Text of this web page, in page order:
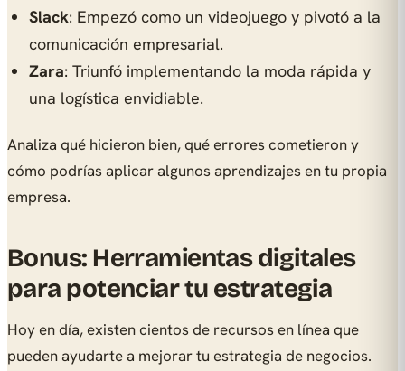
Slack: Empezó como un videojuego y pivotó a la
comunicación empresarial.
Zara: Triunfó implementando la moda rápida y
una logística envidiable.
Analiza qué hicieron bien, qué errores cometieron y
cómo podrías aplicar algunos aprendizajes en tu propia
empresa.
Bonus: Herramientas digitales
para potenciar tu estrategia
Hoy en día, existen cientos de recursos en línea que
pueden ayudarte a mejorar tu estrategia de negocios.